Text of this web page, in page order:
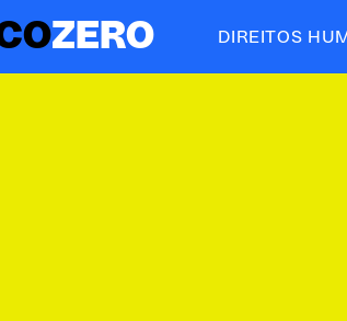
ZERO DIREITOS